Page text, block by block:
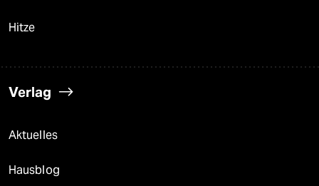
Hitze
Verlag
Aktuelles
Hausblog